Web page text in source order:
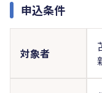
申込条件
対象者